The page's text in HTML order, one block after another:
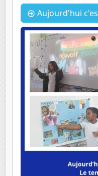
Aujourd'hui c'est moi le prof :